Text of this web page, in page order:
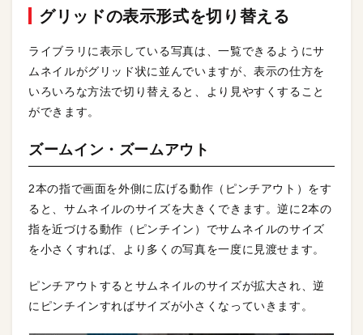
グリッドの表示形式を切り替える
ライブラリに表示している写真は、一覧できるようにサ
ムネイルがグリッド状に並んでいますが、表示の仕方を
いろいろな方法で切り替えると、より見やすくすること
ができます。
ズームイン・ズームアウト
2本の指で画面を外側に広げる動作（ピンチアウト）をす
ると、サムネイルのサイズを大きくできます。逆に2本の
指を近づける動作（ピンチイン）でサムネイルのサイズ
を小さくすれば、より多くの写真を一度に見渡せます。
ピンチアウトするとサムネイルのサイズが拡大され、逆
にピンチインすればサイズが小さくなっていきます。